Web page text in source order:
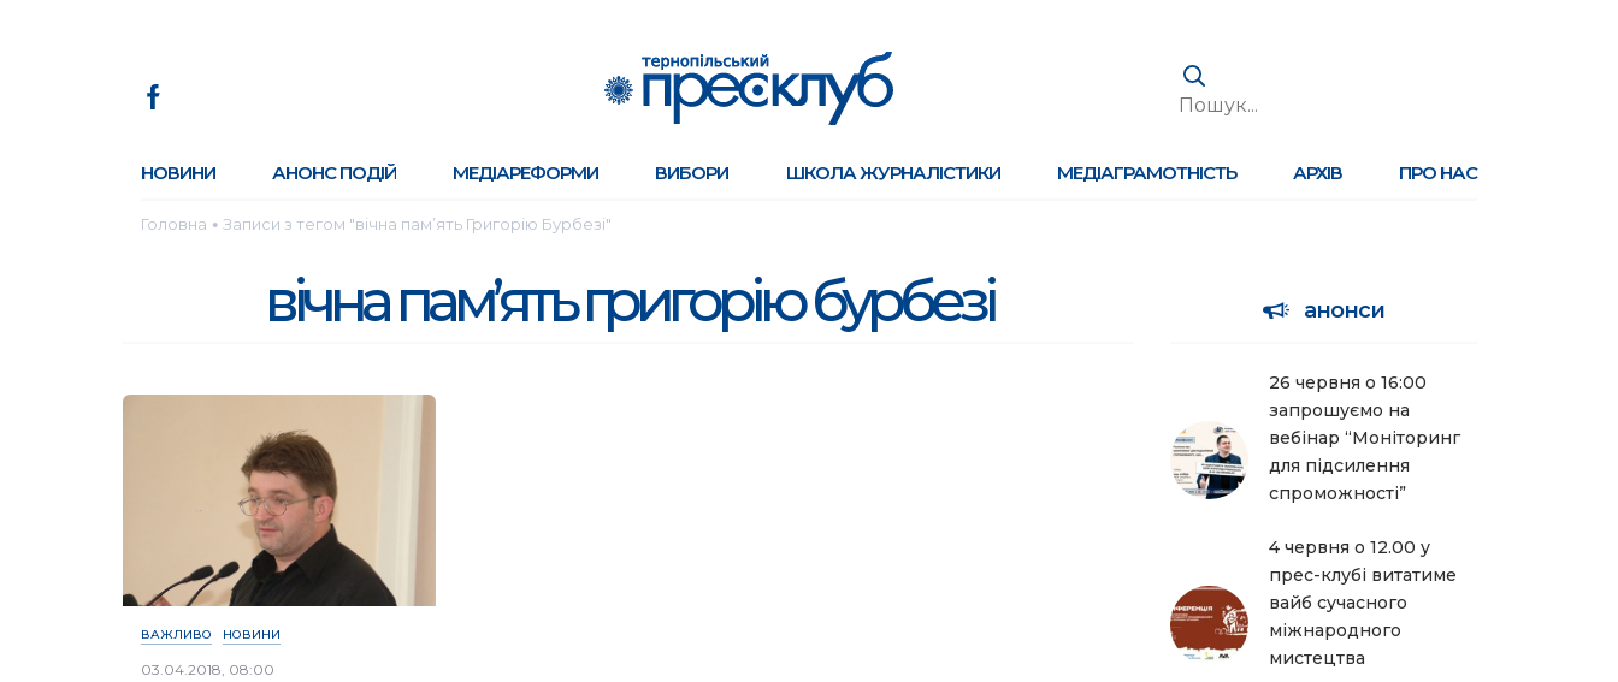
НОВИНИ АНОНС ПОДІЙ МЕДІАРЕФОРМИ ВИБОРИ ШКОЛА ЖУРНАЛІСТИКИ МЕДІАГРАМОТНІСТЬ АРХІВ ПРО НАС
Головна ● Записи з тегом "вічна пам’ять Григорію Бурбезі"
вічна пам’ять григорію бурбезі
ВАЖЛИВО НОВИНИ
03.04.2018, 08:00
анонси
26 червня о 16:00
запрошуємо на
вебінар “Моніторинг
для підсилення
спроможності”
4 червня о 12.00 у
прес-клубі витатиме
вайб сучасного
міжнародного
мистецтва